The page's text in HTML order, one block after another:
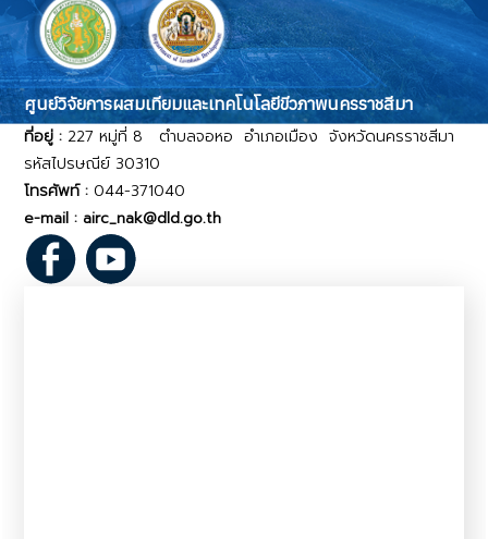
ศูนย์วิจัยการผสมเทียมและเทคโนโลยีขีวภาพนครราชสีมา
ที่อยู่ : 227 หมู่ที่ 8 ตำบลจอหอ อำเภอเมือง จังหวัดนครราชสีมา
รหัสไปรษณีย์ 30310
โทรศัพท์ : 044-371040
e-mail : airc_nak@dld.go.th